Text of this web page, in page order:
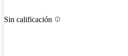
Sin calificación